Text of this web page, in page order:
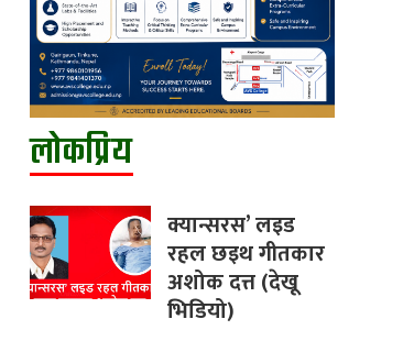
लोकप्रिय
क्यान्सरस’ लइड
रहल छइथ गीतकार
अशोक दत्त (देखू
भिडियो)